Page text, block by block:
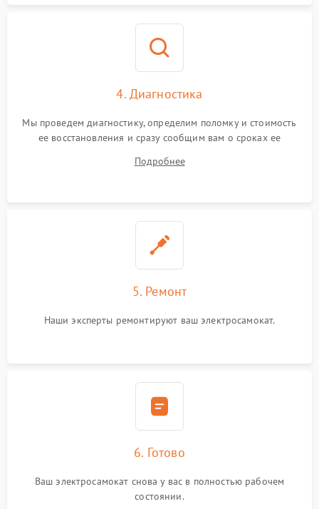
4. Диагностика
Мы проведем диагностику, определим поломку и стоимость
ее восстановления и сразу сообщим вам о сроках ее
Подробнее
5. Ремонт
Наши эксперты ремонтируют ваш электросамокат.
6. Готово
Ваш электросамокат снова у вас в полностью рабочем
состоянии.